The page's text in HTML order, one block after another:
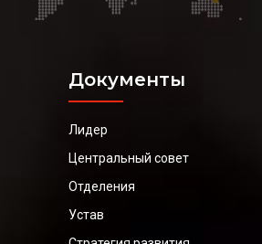
Документы
Лидер
Центральный совет
Отделения
Устав